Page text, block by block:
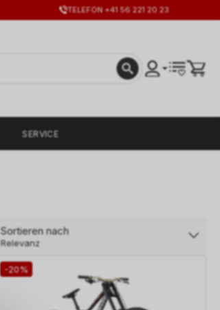
TELEFON +41 56 221 20 23
SERVICE
Sortieren nach
Relevanz
-20%